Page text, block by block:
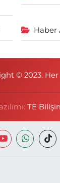
Haber
© 2023. Her
TE